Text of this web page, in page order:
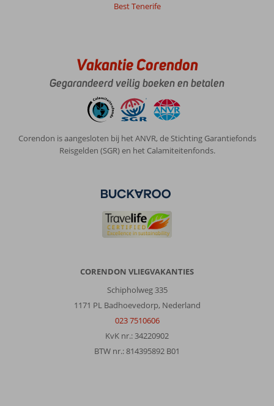
Best Tenerife
Vakantie Corendon
Gegarandeerd veilig boeken en betalen
Corendon is aangesloten bij het ANVR, de Stichting Garantiefonds
Reisgelden (SGR) en het Calamiteitenfonds.
CORENDON VLIEGVAKANTIES
Schipholweg 335
1171 PL Badhoevedorp, Nederland
023 7510606
KvK nr.: 34220902
BTW nr.: 814395892 B01